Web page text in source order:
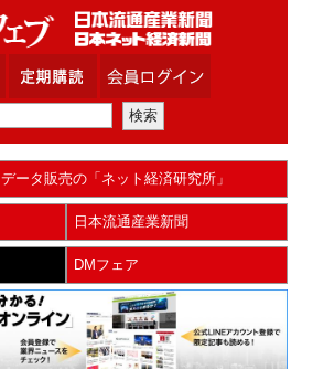
データ販売の「ネット経済研究所」
日本流通産業新聞
DMフェア